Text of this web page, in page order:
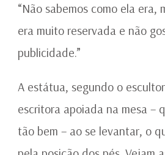
“Não sabemos como ela era,
era muito reservada e não
publicidade.”
A estátua, segundo o
escritora apoiada na mesa –
tão bem – ao se levantar, o